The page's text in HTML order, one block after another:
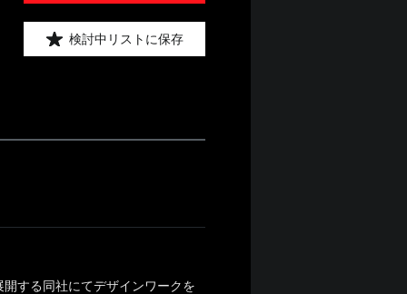
検討中リストに保存
する同社にてデザインワークを